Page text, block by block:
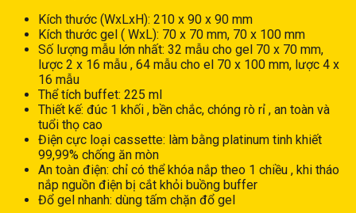
Kích thước (WxLxH): 210 x 90 x 90 mm
Kích thước gel ( WxL): 70 x 70 mm, 70 x 100 mm
Số lượng mẫu lớn nhất: 32 mẫu cho gel 70 x 70 mm,
lược 2 x 16 mẫu , 64 mẫu cho el 70 x 100 mm, lược 4 x
16 mẫu
Thể tích buffet: 225 ml
Thiết kế: đúc 1 khối , bền chắc, chóng rò rỉ , an toàn và
tuổi thọ cao
Điện cực loại cassette: làm bằng platinum tinh khiết
99,99% chống ăn mòn
An toàn điện: chỉ có thể khóa nắp theo 1 chiều , khi tháo
nắp nguồn điện bị cắt khỏi buồng buffer
Đổ gel nhanh: dùng tấm chặn đổ gel